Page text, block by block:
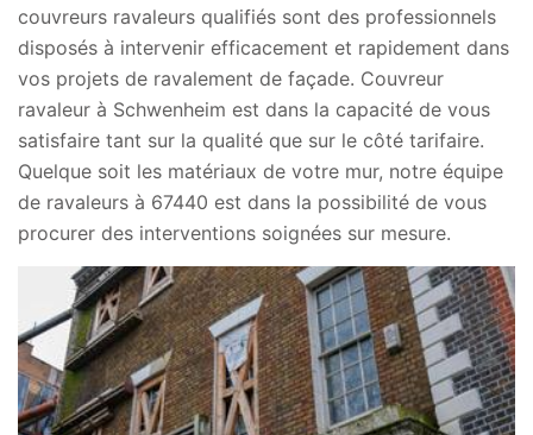
couvreurs ravaleurs qualifiés sont des professionnels
disposés à intervenir efficacement et rapidement dans
vos projets de ravalement de façade. Couvreur
ravaleur à Schwenheim est dans la capacité de vous
satisfaire tant sur la qualité que sur le côté tarifaire.
Quelque soit les matériaux de votre mur, notre équipe
de ravaleurs à 67440 est dans la possibilité de vous
procurer des interventions soignées sur mesure.